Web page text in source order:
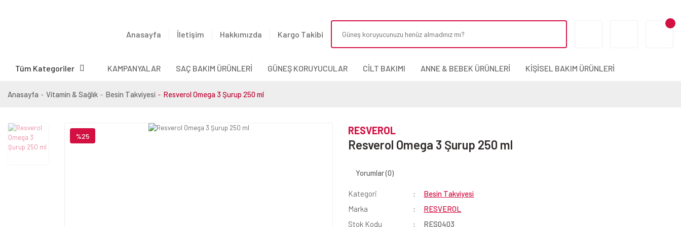
Anasayfa İletişim Hakkımızda Kargo Takibi
Tüm Kategoriler KAMPANYALAR SAÇ BAKIM ÜRÜNLERİ GÜNEŞ KORUYUCULAR CİLT BAKIMI ANNE & BEBEK ÜRÜNLERİ KİŞİSEL BAKIM ÜRÜNLERİ
Anasayfa Vitamin & Sağlık Besin Takviyesi Resverol Omega 3 Şurup 250 ml
%25 RESVEROL
Resverol Omega 3 Şurup 250 ml
Yorumlar (0)
Kategori
Besin Takviyesi
Marka
RESVEROL
Stok Kodu
RES0403